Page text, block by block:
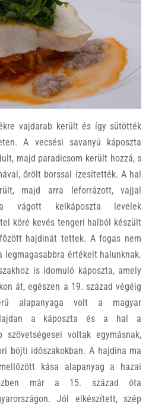
vajdarab került és így sütötték
A vecsési savanyú káposzta
majd paradicsom került hozzá, s
őrölt borssal ízesítették. A hal
majd arra leforrázott, vajjal
vágott kelkáposzta levelek
köré kevés tengeri halból készült
hajdinát tettek. A fogas nem
legmagasabbra értékelt halunknak.
is idomuló káposzta, amely
át, egészen a 19. század végéig
alapanyaga volt a magyar
a káposzta és a hal a
szövetségesei voltak egymásnak,
böjti időszakokban. A hajdina ma
kása alapanyag a hazai
már a 15. század óta
Jól elkészített, szép